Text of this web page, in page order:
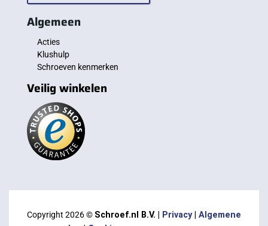
Algemeen
Acties
Klushulp
Schroeven kenmerken
Veilig winkelen
Copyright 2026 © Schroef.nl B.V. | Privacy| Algemene